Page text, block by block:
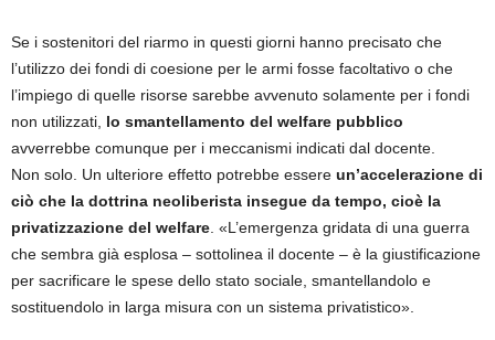
Se i sostenitori del riarmo in questi giorni hanno precisato che
l’utilizzo dei fondi di coesione per le armi fosse facoltativo o che
l’impiego di quelle risorse sarebbe avvenuto solamente per i fondi
non utilizzati, lo smantellamento del welfare pubblico
avverrebbe comunque per i meccanismi indicati dal docente.
Non solo. Un ulteriore effetto potrebbe essere un’accelerazione di
ciò che la dottrina neoliberista insegue da tempo, cioè la
privatizzazione del welfare. «L’emergenza gridata di una guerra
che sembra già esplosa – sottolinea il docente – è la giustificazione
per sacrificare le spese dello stato sociale, smantellandolo e
sostituendolo in larga misura con un sistema privatistico».